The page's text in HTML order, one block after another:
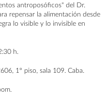
antroposóficos" del Dr.
repensar la alimentación desde
lo visible y lo invisible en
h.
1° piso, sala 109. Caba.